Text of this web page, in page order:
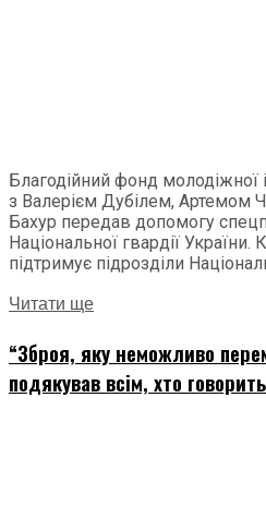
Благодійний фонд молодіжної
з Валерієм Дубілем, Артемом
Бахур передав допомогу
Національної гвардії
підтримує підрозділи
Читати ще
“Зброя, яку неможливо
подякував всім, хто